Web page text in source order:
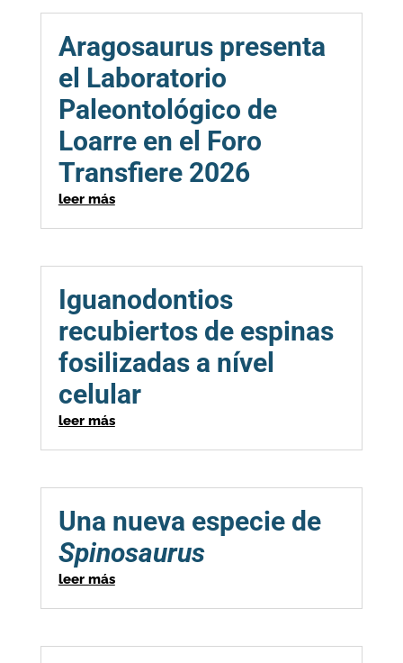
Aragosaurus presenta
el Laboratorio
Paleontológico de
Loarre en el Foro
Transfiere 2026
leer más
Iguanodontios
recubiertos de espinas
fosilizadas a nível
celular
leer más
Una nueva especie de
Spinosaurus
leer más